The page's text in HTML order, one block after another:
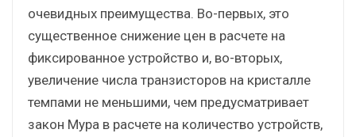
очевидных преимущества. Во-первых, это
существенное снижение цен в расчете на
фиксированное устройство и, во-вторых,
увеличение числа транзисторов на кристалле
темпами не меньшими, чем предусматривает
закон Мура в расчете на количество устройств,